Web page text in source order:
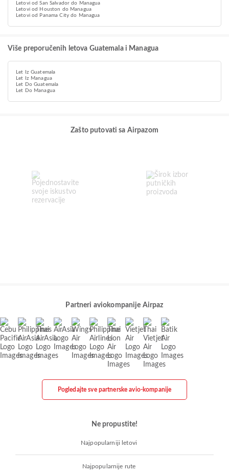
Letovi od San Salvador do Managua
Letovi od Houston do Managua
Letovi od Panama City do Managua
Više preporučenih letova Guatemala i Managua
Let Iz Guatemala
Let Iz Managua
Let Do Guatemala
Let Do Managua
Zašto putovati sa Airpazom
Partneri aviokompanije Airpaz
Pogledajte sve partnerske avio-kompanije
Ne propustite!
Najpopularniji letovi
Najpopularnije rute